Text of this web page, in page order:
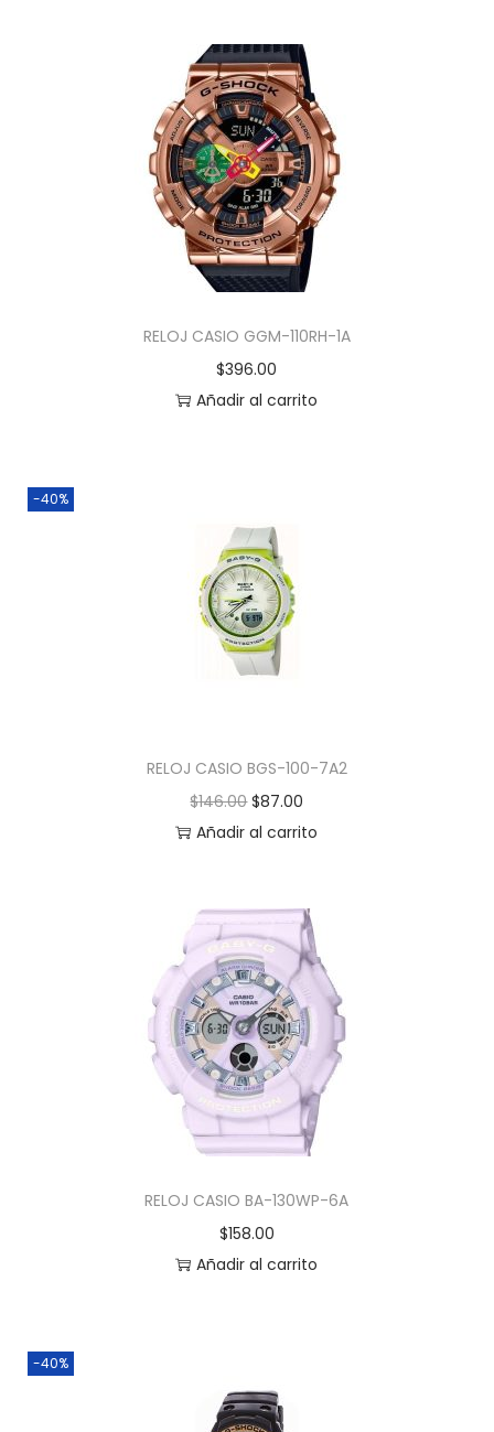
RELOJ CASIO GGM-110RH-1A
$396.00
Añadir al carrito
-40%
RELOJ CASIO BGS-100-7A2
$146.00 $87.00
Añadir al carrito
RELOJ CASIO BA-130WP-6A
$158.00
Añadir al carrito
-40%